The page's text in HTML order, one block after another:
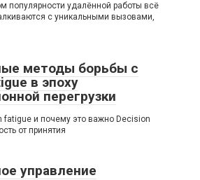
популярности удалённой работы всё
с уникальными вызовами,
методы борьбы с
в эпоху
перегрузки
fatigue и почему это важно Decision
от принятия
управление